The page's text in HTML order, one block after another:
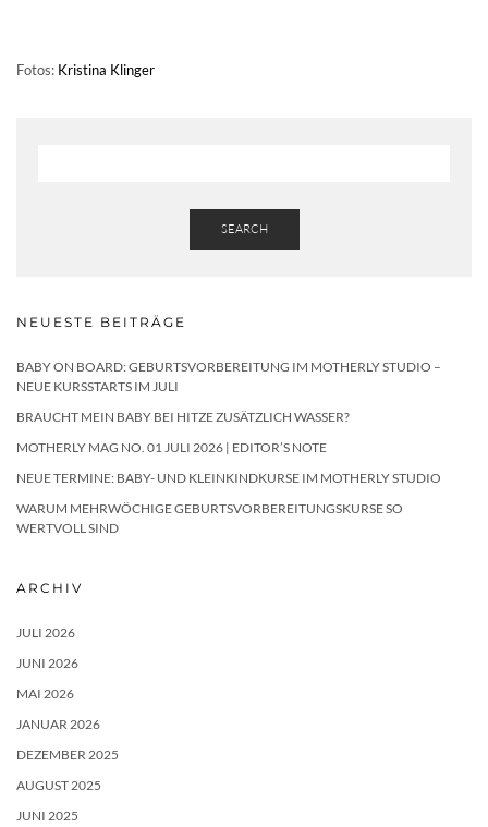
Fotos: Kristina Klinger
SEARCH
NEUESTE BEITRÄGE
BABY ON BOARD: GEBURTSVORBEREITUNG IM MOTHERLY STUDIO –
NEUE KURSSTARTS IM JULI
BRAUCHT MEIN BABY BEI HITZE ZUSÄTZLICH WASSER?
MOTHERLY MAG NO. 01 JULI 2026 | EDITOR’S NOTE
NEUE TERMINE: BABY- UND KLEINKINDKURSE IM MOTHERLY STUDIO
WARUM MEHRWÖCHIGE GEBURTSVORBEREITUNGSKURSE SO
WERTVOLL SIND
ARCHIV
JULI 2026
JUNI 2026
MAI 2026
JANUAR 2026
DEZEMBER 2025
AUGUST 2025
JUNI 2025